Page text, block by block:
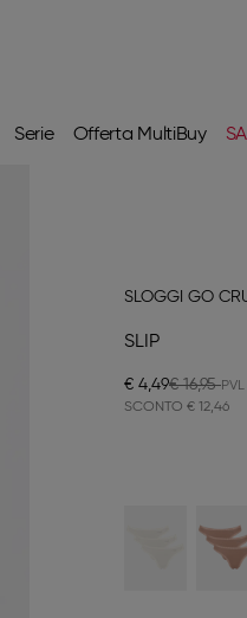
Serie Offerta MultiBuy
SLOGGI GO
SLIP
€ 4,49€ 16,95
SCONTO € 12,46